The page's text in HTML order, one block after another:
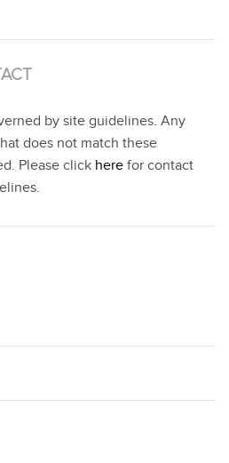
by site guidelines. Any
does not match these
Please click here for contact